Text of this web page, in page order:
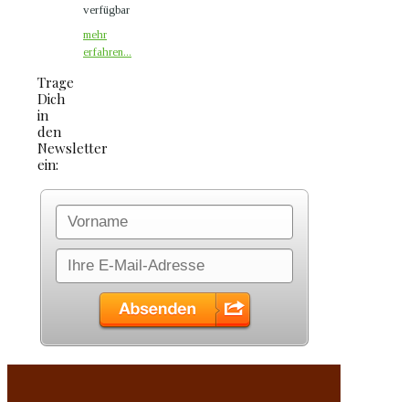
verfügbar
mehr
erfahren...
Trage
Dich
in
den
Newsletter
ein: